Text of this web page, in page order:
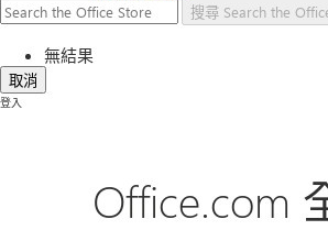
搜尋 Search the
無結果
取消
登入
Office.com